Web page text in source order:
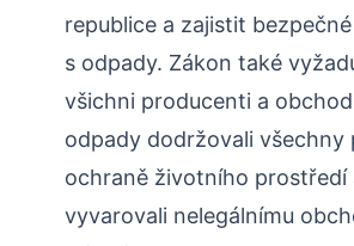
republice a zajistit
s odpady. Zákon také
všichni producenti a
odpady dodržovali všechny
ochraně životního prostředí
vyvarovali nelegálnímu